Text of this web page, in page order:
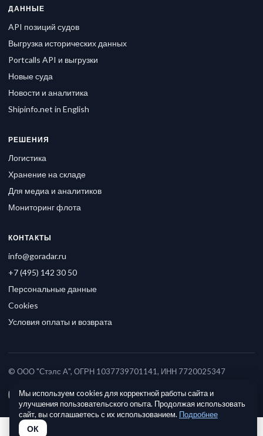
ДАННЫЕ
API позиций судов
Выгрузка исторических данных
Portcalls API и выгрузки
Новые суда
Новости и аналитика
Shipinfo.net in English
РЕШЕНИЯ
Логистика
Хранение на складе
Для медиа и аналитиков
Мониторинг флота
КОНТАКТЫ
info@goradar.ru
+7 (495) 142 30 50
Персональные данные
Cookies
Условия оплаты и возврата
© ООО "Стэлс А", ОГРН 1037739701141, ИНН 7720025347
Мы используем cookies для корректной работы сайта и
улучшения пользовательского опыта. Продолжая использовать
сайт, вы соглашаетесь с их использованием. Подробнее
ОК